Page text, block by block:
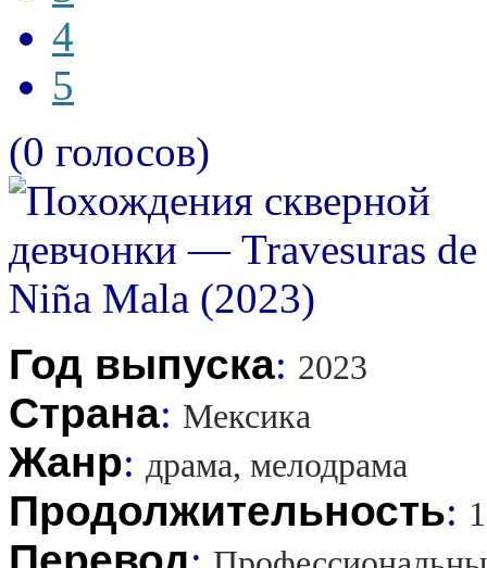
4
5
(0 голосов)
Год выпуска: 2023
Страна: Мексика
Жанр: драма, мелодрама
Продолжительность: